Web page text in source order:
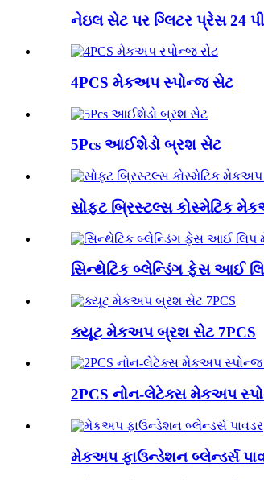
નેઇલ સેટ પર ગ્લિટર પ્રેસ 24
4PCS મેકઅપ સ્પોન્જ સેટ
5Pcs આઈશેડો બ્રશ સેટ
સોફ્ટ બ્રિસ્ટલ્સ કોસ્મેટિક
સિન્થેટિક બ્લેન્ડિંગ ફેસ આઈ
ક્યૂટ મેકઅપ બ્રશ સેટ 7PCS
2PCS નોન-લેટેક્સ મેકઅપ
મેકઅપ ફાઉન્ડેશન બ્લેન્ડર્સ